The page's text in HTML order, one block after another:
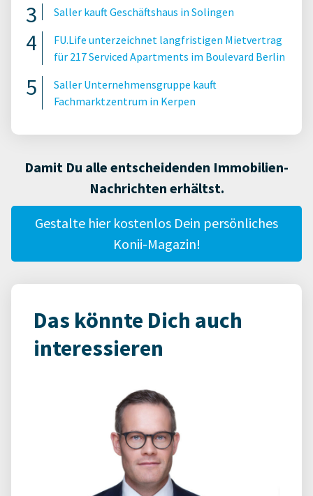
Saller kauft Geschäftshaus in Solingen
FU.Life unterzeichnet langfristigen Mietvertrag
für 217 Serviced Apartments im Boulevard Berlin
Saller Unternehmensgruppe kauft
Fachmarktzentrum in Kerpen
Damit Du alle entscheidenden Immobilien-
Nachrichten erhältst.
Gestalte hier kostenlos Dein persönliches
Konii-Magazin!
Das könnte Dich auch
interessieren